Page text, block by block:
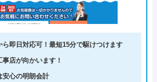
ら即日対応可！最短15分で駆けつけます
店が向かいます！
安心の明朗会計